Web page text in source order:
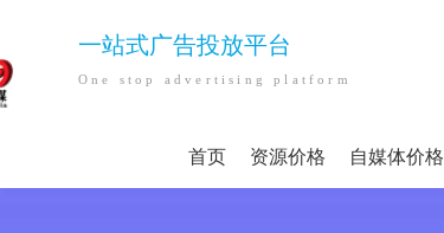
一站式广告投放平台
One stop advertising platform
首页 资源价格 自媒体价格